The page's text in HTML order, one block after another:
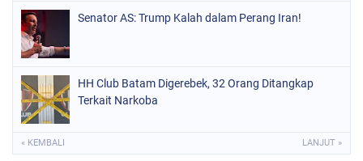
Senator AS: Trump Kalah dalam Perang Iran!
HH Club Batam Digerebek, 32 Orang Ditangkap
Terkait Narkoba
« KEMBALI LANJUT »